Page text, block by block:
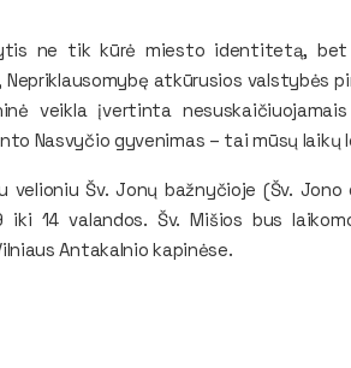
ne tik kūrė miesto identitetą,
Nepriklausomybę atkūrusios valstybės
veikla įvertinta
Nasvyčio gyvenimas – tai mūsų laikų
velioniu Šv. Jonų bažnyčioje (Šv.
14 valandos. Šv. Mišios bus
Antakalnio kapinėse.